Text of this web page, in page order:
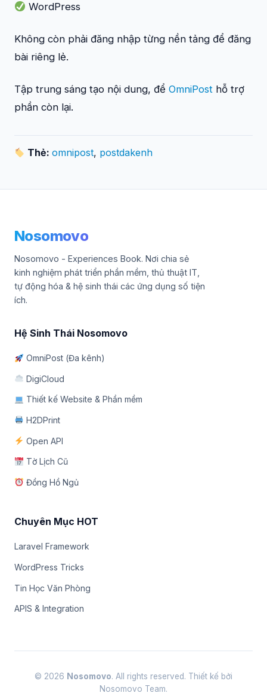
WordPress
Không còn phải đăng nhập từng nền tảng để đăng
bài riêng lẻ.
Tập trung sáng tạo nội dung, để OmniPost hỗ trợ
phần còn lại.
Thẻ:omnipost, postdakenh
Nosomovo
Nosomovo - Experiences Book. Nơi chia sẻ
kinh nghiệm phát triển phần mềm, thủ thuật IT,
tự động hóa & hệ sinh thái các ứng dụng số tiện
ích.
Hệ Sinh Thái Nosomovo
OmniPost (Đa kênh)
DigiCloud
Thiết kế Website & Phần mềm
H2DPrint
Open API
Tờ Lịch Cũ
Đồng Hồ Ngủ
Chuyên Mục HOT
Laravel Framework
WordPress Tricks
Tin Học Văn Phòng
APIS & Integration
© 2026 Nosomovo. All rights reserved. Thiết kế bởi
Nosomovo Team.